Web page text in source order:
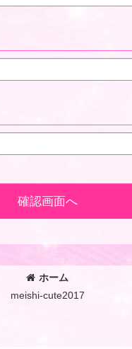
確認画面へ
ホーム
meishi-cute2017